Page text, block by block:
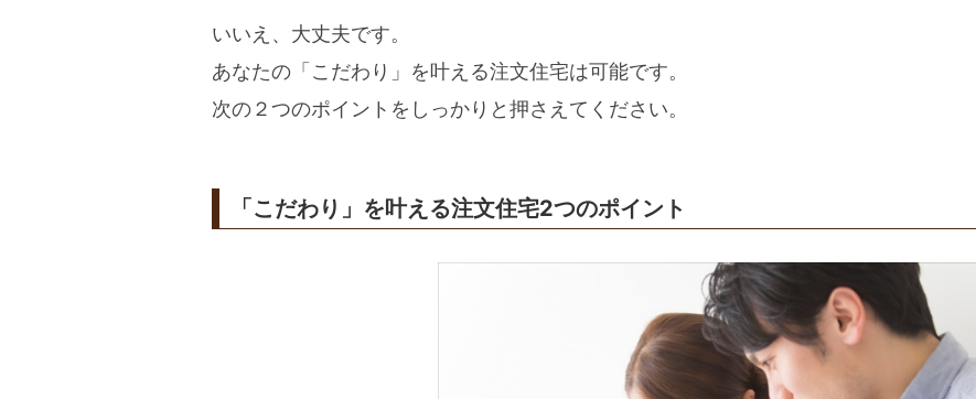
いいえ、大丈夫です。
あなたの「こだわり」を叶える注文住宅は可能です。
次の２つのポイントをしっかりと押さえてください。
「こだわり」を叶える注文住宅2つのポイント